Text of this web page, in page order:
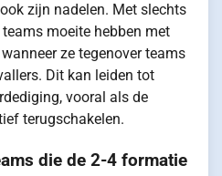
zijn nadelen. Met slechts
moeite hebben met
ze tegenover teams
Dit kan leiden tot
vooral als de
terugschakelen.
die de 2-4 formatie